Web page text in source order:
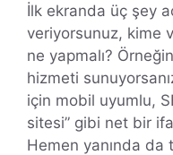
İlk ekranda üç şey
veriyorsunuz, kime
ne yapmalı?
hizmeti
için mobil uyumlu,
sitesi” gibi net bir
Hemen yanında da